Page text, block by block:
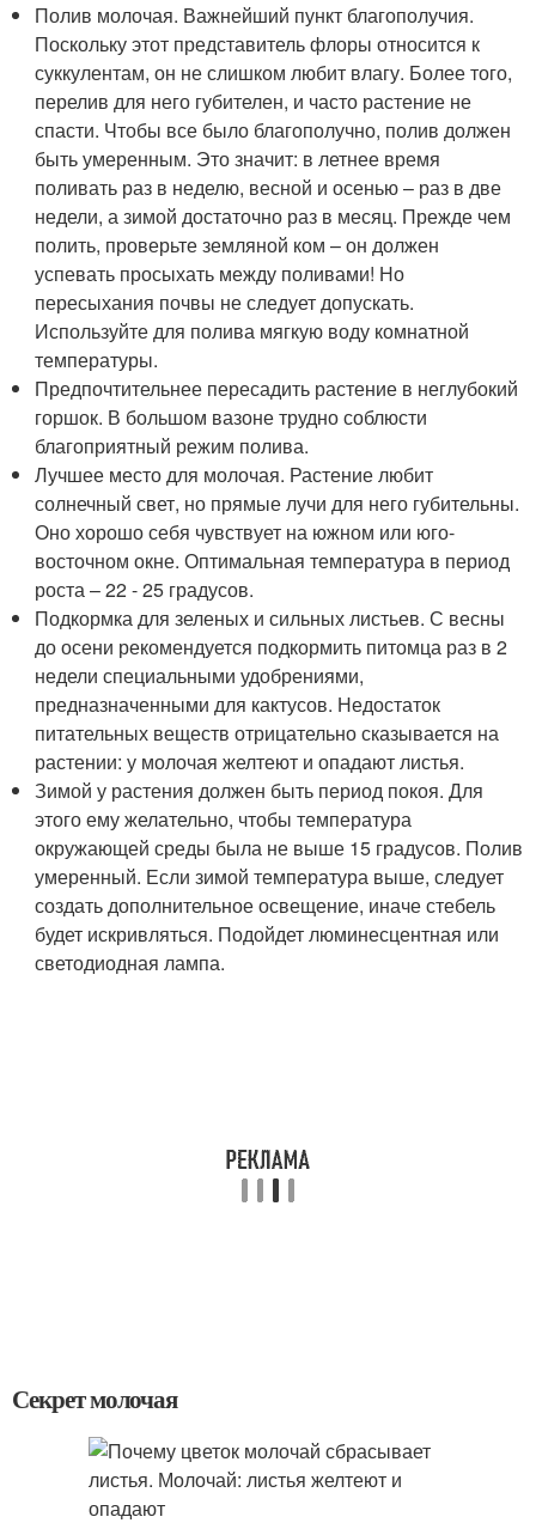
Полив молочая. Важнейший пункт благополучия.
Поскольку этот представитель флоры относится к
суккулентам, он не слишком любит влагу. Более того,
перелив для него губителен, и часто растение не
спасти. Чтобы все было благополучно, полив должен
быть умеренным. Это значит: в летнее время
поливать раз в неделю, весной и осенью – раз в две
недели, а зимой достаточно раз в месяц. Прежде чем
полить, проверьте земляной ком – он должен
успевать просыхать между поливами! Но
пересыхания почвы не следует допускать.
Используйте для полива мягкую воду комнатной
температуры.
Предпочтительнее пересадить растение в неглубокий
горшок. В большом вазоне трудно соблюсти
благоприятный режим полива.
Лучшее место для молочая. Растение любит
солнечный свет, но прямые лучи для него губительны.
Оно хорошо себя чувствует на южном или юго-
восточном окне. Оптимальная температура в период
роста – 22 - 25 градусов.
Подкормка для зеленых и сильных листьев. С весны
до осени рекомендуется подкормить питомца раз в 2
недели специальными удобрениями,
предназначенными для кактусов. Недостаток
питательных веществ отрицательно сказывается на
растении: у молочая желтеют и опадают листья.
Зимой у растения должен быть период покоя. Для
этого ему желательно, чтобы температура
окружающей среды была не выше 15 градусов. Полив
умеренный. Если зимой температура выше, следует
создать дополнительное освещение, иначе стебель
будет искривляться. Подойдет люминесцентная или
светодиодная лампа.
Секрет молочая